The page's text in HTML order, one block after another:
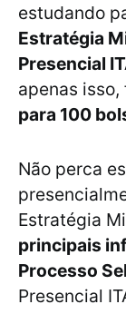
estudando
Estratégia
Presencial
apenas isso,
para 100
Não perca
Estratégia
principais
Processo
Presencial